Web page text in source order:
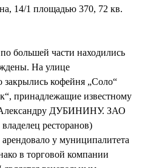
14/1 площадью 370, 72 кв.
большей части находились
На улице
закрылись кофейня „Соло“
принадлежащие известному
ДУБИНИНУ. ЗАО
ресторанов)
у муниципалитета
в торговой компании